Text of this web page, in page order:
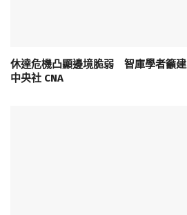
休達危機凸顯邊境脆弱 智庫學者籲建
中央社 CNA